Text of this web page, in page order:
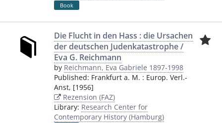
Book
Die Flucht in den Hass : die Ursachen
der deutschen Judenkatastrophe /
Eva G. Reichmann
by Reichmann, Eva Gabriele 1897-1998
Published: Frankfurt a. M. : Europ. Verl.-
Anst, [1956]
Rezension (FAZ)
Library: Research Center for
Contemporary History (Hamburg)